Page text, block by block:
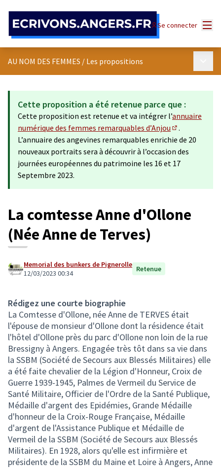
Se connecter
AU NOM DES FEMMES / Les propositions
Cette proposition a été retenue parce que :
Cette proposition est retenue et va intégrer l’annuaire
numérique des femmes remarquables d’Anjou
(Lien externe)
.
L’annuaire des angevines remarquables enrichie de 20
nouveaux portraits sera à découvrir à l’occasion des
journées européennes du patrimoine les 16 et 17
Septembre 2023.
La comtesse Anne d'Ollone
(Née Anne de Terves)
Memorial des bunkers de Pignerolle
12/03/2023 00:34
Retenue
Rédigez une courte biographie
La Comtesse d'Ollone, née Anne de TERVES était
l'épouse de monsieur d'Ollone dont la résidence était
l'hôtel d'Ollone près du parc d'Ollone non loin de la rue
Bressigny à Angers. Engagée très tôt dans sa vie dans
la SSBM (Société de Secours aux Blessés Militaires) elle
a été faite chevalier de la Légion d'Honneur, Croix de
Guerre 1939-1945, Palmes de Vermeil du Service de
Santé Militaire, Officier de l'Ordre de la Santé Publique,
Médaille d'argent des Epidémies, Grande Médaille
d'honneur de la Croix-Rouge Française, Médaille
d'argent de l'Assistance Publique et Médaille de
Vermeil de la SSBM (Société de Secours aux Blessés
Militaires). En 1928, alors qu'elle est infirmière et
présidente de la SSBM du Maine et Loire à Angers, Anne